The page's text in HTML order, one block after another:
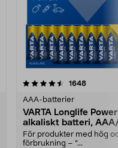
1648
AAA-batterier
VARTA Longlife Power
alkaliskt batteri,
För produkter med hög
förbrukning – ”...